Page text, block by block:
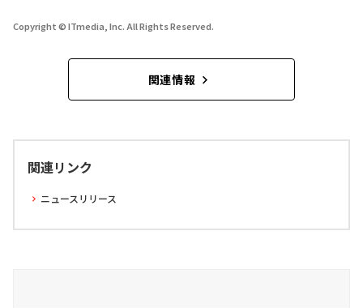
Copyright © ITmedia, Inc. All Rights Reserved.
関連情報
関連リンク
ニュースリリース